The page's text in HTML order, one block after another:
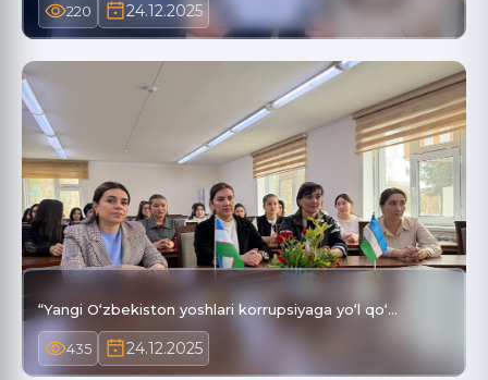
220 24.12.2025
“Yangi O‘zbekiston yoshlari korrupsiyaga yo‘l qo‘…
435 24.12.2025